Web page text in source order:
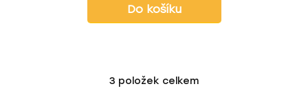
Do košíku
O
3 položek celkem